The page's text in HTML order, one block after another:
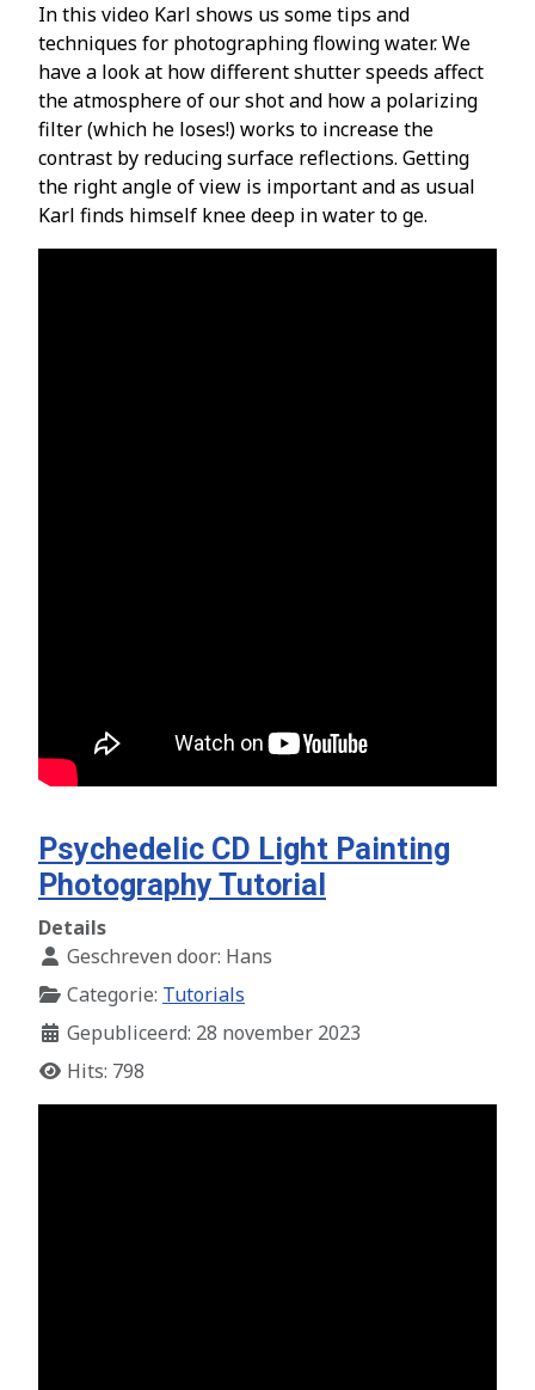
In this video Karl shows us some tips and
techniques for photographing flowing water. We
have a look at how different shutter speeds affect
the atmosphere of our shot and how a polarizing
filter (which he loses!) works to increase the
contrast by reducing surface reflections. Getting
the right angle of view is important and as usual
Karl finds himself knee deep in water to ge.
Psychedelic CD Light Painting
Photography Tutorial
Details
Geschreven door: Hans
Categorie: Tutorials
Gepubliceerd: 28 november 2023
Hits: 798